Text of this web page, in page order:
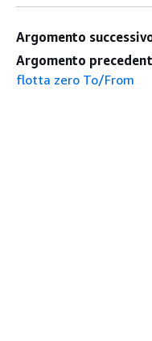
Argomento
Argomento
flotta zero To/From